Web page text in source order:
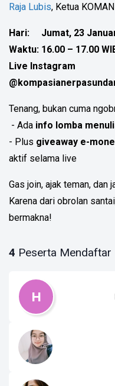
Raja Lubis, Ketua
Hari: Jumat, 23
Waktu: 16.00 – 17.00
Live Instagram
Tenang, bukan cuma
- Ada info lomba
- Plus giveaway e-
aktif selama live
Gas join, ajak teman, dan
Karena dari obrolan
bermakna!
4 Peserta Mendaftar
H